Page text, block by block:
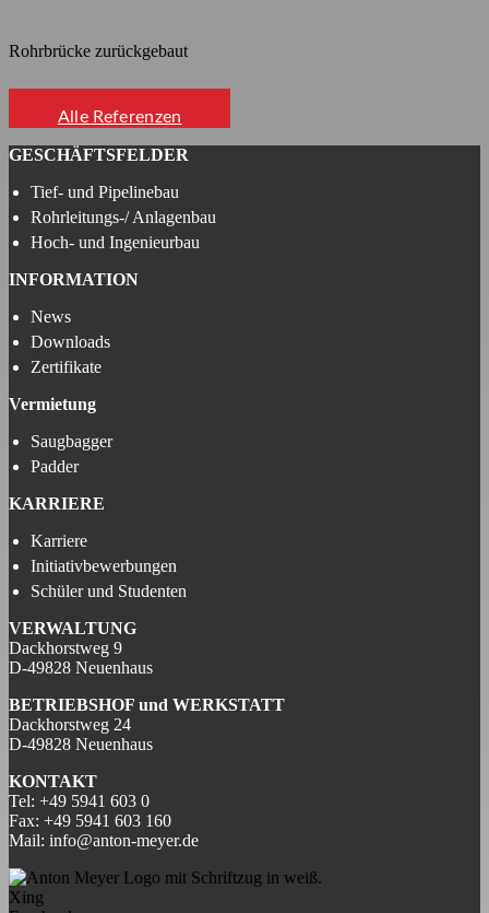
Rohrbrücke zurückgebaut
Alle Referenzen
GESCHÄFTSFELDER
Tief- und Pipelinebau
Rohrleitungs-/ Anlagenbau
Hoch- und Ingenieurbau
INFORMATION
News
Downloads
Zertifikate
Vermietung
Saugbagger
Padder
KARRIERE
Karriere
Initiativbewerbungen
Schüler und Studenten
VERWALTUNG
Dackhorstweg 9
D-49828 Neuenhaus
BETRIEBSHOF und WERKSTATT
Dackhorstweg 24
D-49828 Neuenhaus
KONTAKT
Tel: +49 5941 603 0
Fax: +49 5941 603 160
Mail: info@anton-meyer.de
Xing